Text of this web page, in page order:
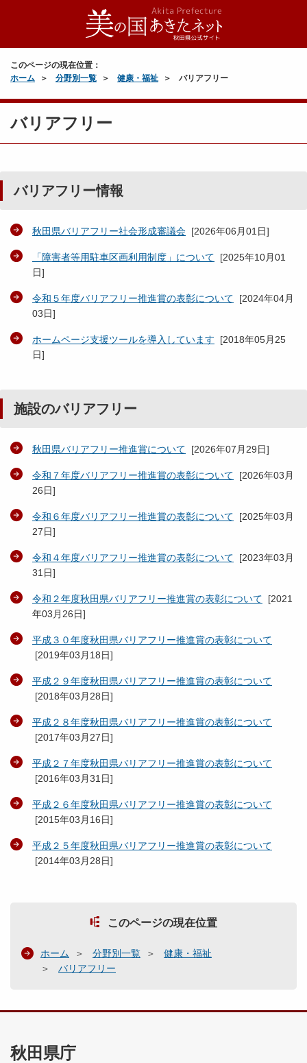
このページの現在位置：
ホーム
分野別一覧 健康・福祉 バリアフリー
バリアフリー
バリアフリー情報
秋田県バリアフリー社会形成審議会 [2026年06月01日]
「障害者等用駐車区画利用制度」について [2025年10月01
日]
令和５年度バリアフリー推進賞の表彰について [2024年04月
03日]
ホームページ支援ツールを導入しています [2018年05月25
日]
施設のバリアフリー
秋田県バリアフリー推進賞について [2026年07月29日]
令和７年度バリアフリー推進賞の表彰について [2026年03月
26日]
令和６年度バリアフリー推進賞の表彰について [2025年03月
27日]
令和４年度バリアフリー推進賞の表彰について [2023年03月
31日]
令和２年度秋田県バリアフリー推進賞の表彰について [2021
年03月26日]
平成３０年度秋田県バリアフリー推進賞の表彰について
[2019年03月18日]
平成２９年度秋田県バリアフリー推進賞の表彰について
[2018年03月28日]
平成２８年度秋田県バリアフリー推進賞の表彰について
[2017年03月27日]
平成２７年度秋田県バリアフリー推進賞の表彰について
[2016年03月31日]
平成２６年度秋田県バリアフリー推進賞の表彰について
[2015年03月16日]
平成２５年度秋田県バリアフリー推進賞の表彰について
[2014年03月28日]
このページの現在位置
ホーム 分野別一覧
健康・福祉
バリアフリー
秋田県庁